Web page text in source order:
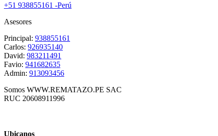
+51 938855161 -Perú
Asesores
Principal: 938855161
Carlos: 926935140
David: 983211491
Favio: 941682635
Admin: 913093456
Somos WWW.REMATAZO.PE SAC
RUC 20608911996
Ubicanos